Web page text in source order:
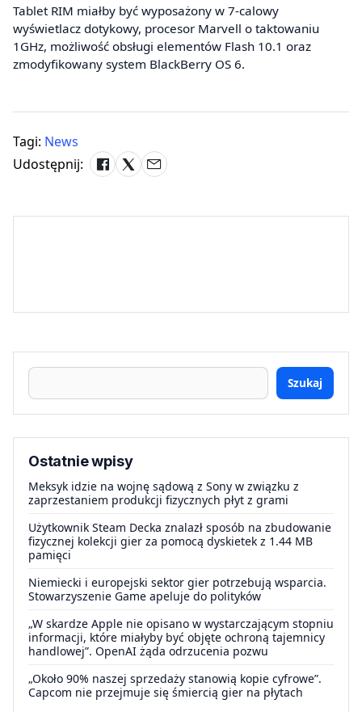
Tablet RIM miałby być wyposażony w 7-calowy
wyświetlacz dotykowy, procesor Marvell o taktowaniu
1GHz, możliwość obsługi elementów Flash 10.1 oraz
zmodyfikowany system BlackBerry OS 6.
Tagi: News
Udostępnij:
Szukaj
Ostatnie wpisy
Meksyk idzie na wojnę sądową z Sony w związku z
zaprzestaniem produkcji fizycznych płyt z grami
Użytkownik Steam Decka znalazł sposób na zbudowanie
fizycznej kolekcji gier za pomocą dyskietek z 1.44 MB
pamięci
Niemiecki i europejski sektor gier potrzebują wsparcia.
Stowarzyszenie Game apeluje do polityków
„W skardze Apple nie opisano w wystarczającym stopniu
informacji, które miałyby być objęte ochroną tajemnicy
handlowej”. OpenAI żąda odrzucenia pozwu
„Około 90% naszej sprzedaży stanowią kopie cyfrowe”.
Capcom nie przejmuje się śmiercią gier na płytach